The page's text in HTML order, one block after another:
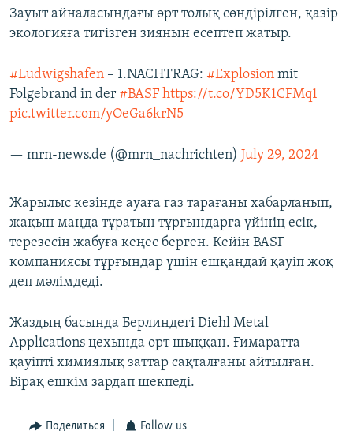
Зауыт айналасындағы өрт толық сөндірілген, қазір
экологияға тигізген зиянын есептеп жатыр.
#Ludwigshafen – 1.NACHTRAG: #Explosion mit
Folgebrand in der #BASF https://t.co/YD5K1CFMq1
pic.twitter.com/yOeGa6krN5
— mrn-news.de (@mrn_nachrichten) July 29, 2024
Жарылыс кезінде ауаға газ тарағаны хабарланып,
жақын маңда тұратын тұрғындарға үйінің есік,
терезесін жабуға кеңес берген. Кейін BASF
компаниясы тұрғындар үшін ешқандай қауіп жоқ
деп мәлімдеді.
Жаздың басында Берлиндегі Diehl Metal
Applications цехында өрт шыққан. Ғимаратта
қауіпті химиялық заттар сақталғаны айтылған.
Бірақ ешкім зардап шекпеді.
Поделиться Follow us